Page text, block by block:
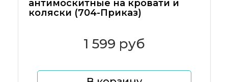
антимоскитные на кровати и
коляски (704-Приказ)
1 599 руб